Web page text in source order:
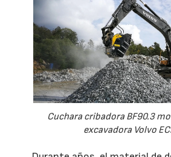
Cuchara cribadora BF90.3
excavadora Volvo